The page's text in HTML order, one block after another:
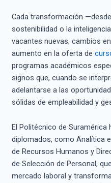
Cada transformación
sostenibilidad o la
vacantes nuevas, cambios
aumento en la oferta de
programas académicos
signos que, cuando se
adelantarse a las
sólidas de empleabilidad y
El Politécnico de
diplomados, como Analítica
de Recursos Humanos y
de Selección de Personal,
mercado laboral y